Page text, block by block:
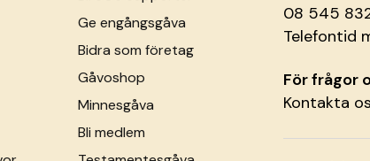
Ge engångsgåva
Bidra som företag
Gåvoshop
Minnesgåva
Bli medlem
08 545
Telefontid
För frågor
Kontakta